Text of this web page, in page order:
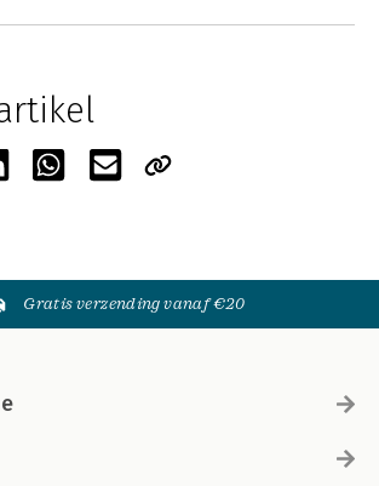
Gratis verzending vanaf €20